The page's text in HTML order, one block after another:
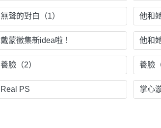
無聲的對白（1） 他和
戴蒙徵集新idea啦！ 他和
養臉（2） 養臉
Real PS 掌心